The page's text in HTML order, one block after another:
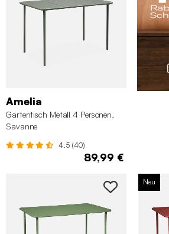
Amelia
Gartentisch Metall 4 Personen,
Savanne
4.5 (40)
89,99 €
Neu